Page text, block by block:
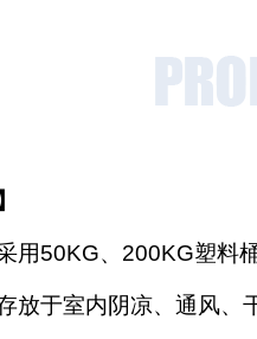
用50KG、200KG塑料桶
放于室内阴凉、通风、